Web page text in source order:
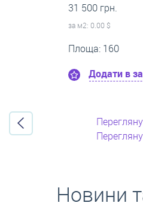
21 500 грн.
за м2: 0.00 $
Поверх:8
Новини